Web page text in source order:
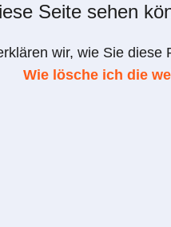
Seite sehen
wir, wie Sie diese
Wie lösche ich die